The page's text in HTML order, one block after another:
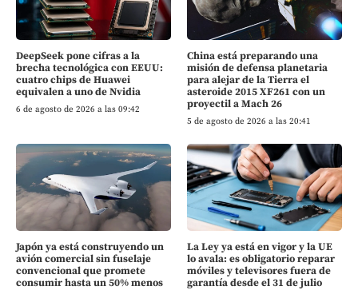
DeepSeek pone cifras a la
brecha tecnológica con EEUU:
cuatro chips de Huawei
equivalen a uno de Nvidia
6 de agosto de 2026 a las 09:42
China está preparando una
misión de defensa planetaria
para alejar de la Tierra el
asteroide 2015 XF261 con un
proyectil a Mach 26
5 de agosto de 2026 a las 20:41
Japón ya está construyendo un
avión comercial sin fuselaje
convencional que promete
consumir hasta un 50% menos
La Ley ya está en vigor y la UE
lo avala: es obligatorio reparar
móviles y televisores fuera de
garantía desde el 31 de julio